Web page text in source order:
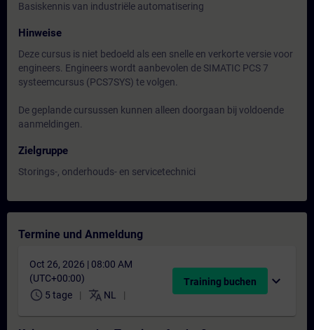
Basiskennis van industriële automatisering
Hinweise
Deze cursus is niet bedoeld als een snelle en verkorte versie voor
engineers. Engineers wordt aanbevolen de SIMATIC PCS 7
systeemcursus (PCS7SYS) te volgen.
De geplande cursussen kunnen alleen doorgaan bij voldoende
aanmeldingen.
Zielgruppe
Storings-, onderhouds- en servicetechnici
Termine und Anmeldung
Oct 26, 2026 | 08:00 AM
(UTC+00:00)
schedule 5 tage translate NL
Training buchen expand_more